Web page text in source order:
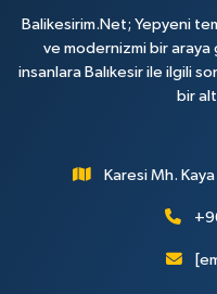
Balikesirim.Net; Yepyeni
ve modernizmi bir araya
insanlara Balıkesir ile ilgili
bir
Karesi Mh. Kaya